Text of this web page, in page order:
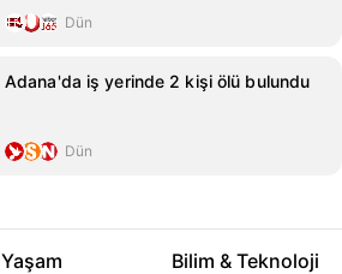
Dün
Adana'da iş yerinde 2 kişi ölü bulundu
Dün
Yaşam Bilim & Teknoloji